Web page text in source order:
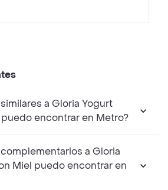
a Gloria Yogurt
encontrar en Metro?
a Gloria
Miel puedo encontrar en